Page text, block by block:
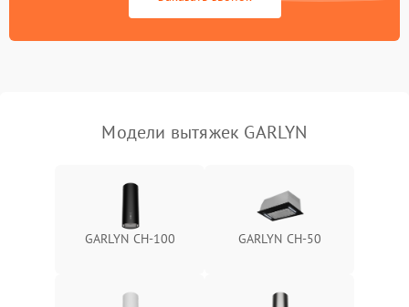
Модели вытяжек GARLYN
GARLYN CH-100 GARLYN CH-50